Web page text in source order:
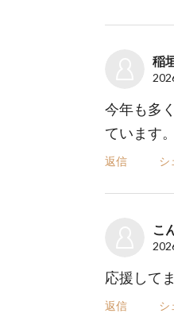
稲
今年も多
ています。
返信 シ
こ
応援して
返信 シ